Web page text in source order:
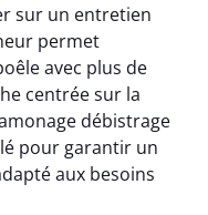
sur un entretien
permet
avec plus de
centrée sur la
débistrage
pour garantir un
aux besoins